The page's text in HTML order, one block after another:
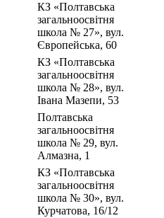
КЗ «Полтавська
загальноосвітня
школа № 27», вул.
Європейська, 60
КЗ «Полтавська
загальноосвітня
школа № 28», вул.
Івана Мазепи, 53
Полтавська
загальноосвітня
школа № 29, вул.
Алмазна, 1
КЗ «Полтавська
загальноосвітня
школа № 30», вул.
Курчатова, 16/12